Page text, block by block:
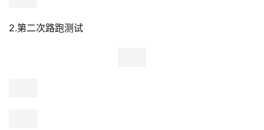
2.第二次路跑测试